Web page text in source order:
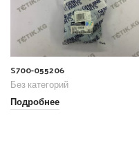
S700-055206
Без категорий
Подробнее